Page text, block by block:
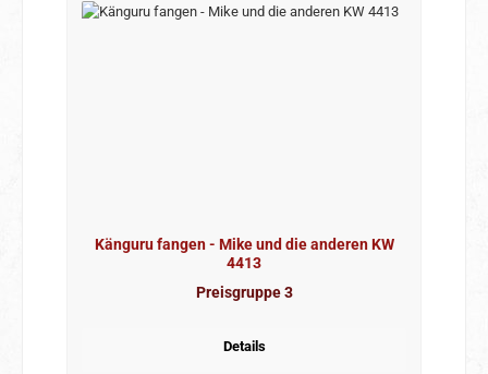
Känguru fangen - Mike und die anderen KW
4413
Preisgruppe 3
Details